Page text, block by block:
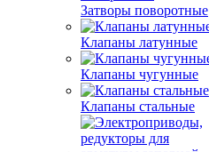
Затворы поворотные
Клапаны латунные
Клапаны чугунные
Клапаны стальные